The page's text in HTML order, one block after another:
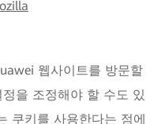
웹사이트를 방문할
을 조정해야 할 수도 있
쿠키를 사용한다는 점에